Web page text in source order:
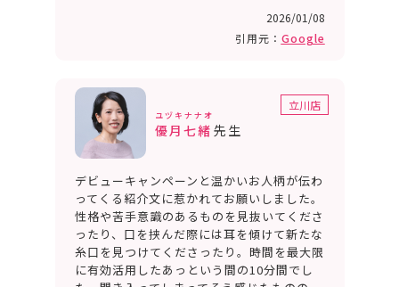
2026/01/08
引用元： Google
立川店
ユヅキナナオ
優月七緒 先生
デビューキャンペーンと温かいお人柄が伝わ
ってくる紹介文に惹かれてお願いしました。
性格や苦手意識のあるものを見抜いてくださ
ったり、口を挟んだ際には耳を傾けて新たな
糸口を見つけてくださったり。時間を最大限
に有効活用したあっという間の10分間でし